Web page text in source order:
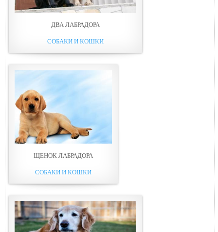
ДВА ЛАБРАДОРА
СОБАКИ И КОШКИ
ЩЕНОК ЛАБРАДОРА
СОБАКИ И КОШКИ